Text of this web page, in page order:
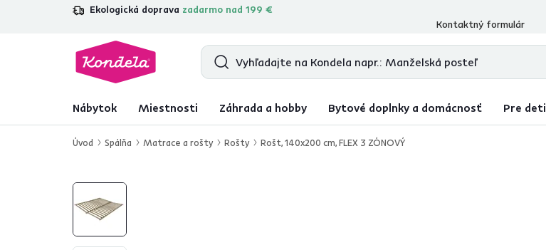
Ekologická doprava zadarmo nad 199 €
4,7 31 157overených produktových recenzií
Kontaktný formulár
Nábytok Miestnosti Záhrada a hobby Bytové doplnky a domácnosť Pre deti
Úvod Spálňa Matrace a rošty Rošty Rošt, 140x200 cm, FLEX 3 ZÓNOVÝ